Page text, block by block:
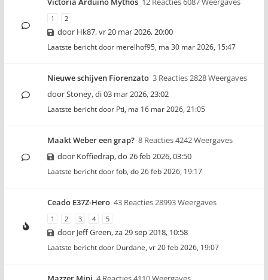
1 2
door Hk87,vr 20 mar 2026, 20:00
Laatste bericht door merelhof95, ma 30 mar 2026, 15:47
Nieuwe schijven Fiorenzato 3 Reacties 2828 Weergaves
doorStoney,di 03 mar 2026, 23:02
Laatste bericht door Pti, ma 16 mar 2026, 21:05
Maakt Weber een grap? 8 Reacties 4242 Weergaves
door Koffiedrap,do 26 feb 2026, 03:50
Laatste bericht doorfob, do 26 feb 2026, 19:17
Ceado E37Z-Hero 43 Reacties 28993 Weergaves
1 2 3 4 5
door Jeff Green,za 29 sep 2018, 10:58
Laatste bericht door Durdane, vr 20 feb 2026, 19:07